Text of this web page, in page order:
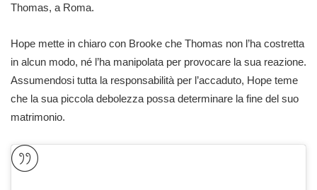
Thomas, a Roma.
Hope mette in chiaro con Brooke che Thomas non l’ha costretta
in alcun modo, né l’ha manipolata per provocare la sua reazione.
Assumendosi tutta la responsabilità per l’accaduto, Hope teme
che la sua piccola debolezza possa determinare la fine del suo
matrimonio.